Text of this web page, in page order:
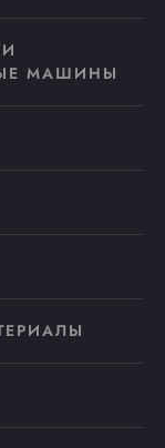
МАШИНЫ